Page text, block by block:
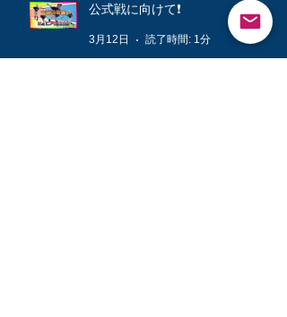
公式戦に向けて❗️
3月12日 読了時間: 1分